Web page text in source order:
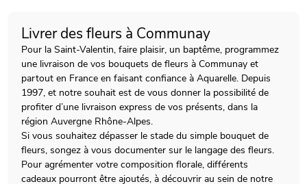
Livrer des fleurs à Communay
Pour la Saint-Valentin, faire plaisir, un baptême, programmez
une livraison de vos bouquets de fleurs à Communay et
partout en France en faisant confiance à Aquarelle. Depuis
1997, et notre souhait est de vous donner la possibilité de
profiter d’une livraison express de vos présents, dans la
région Auvergne Rhône-Alpes.
Si vous souhaitez dépasser le stade du simple bouquet de
fleurs, songez à vous documenter sur le langage des fleurs.
Pour agrémenter votre composition florale, différents
cadeaux pourront être ajoutés, à découvrir au sein de notre